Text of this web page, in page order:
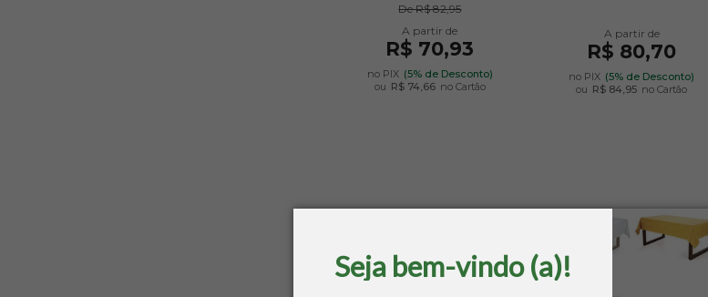
Seja bem-vindo (a)!
DeR$ 82,95
R$ 70,93
no PIX (5% de Desconto)
ou R$ 74,66 no Cartão
R$ 80,70
no PIX (5% de Desconto)
ou R$ 84,95 no Cartão